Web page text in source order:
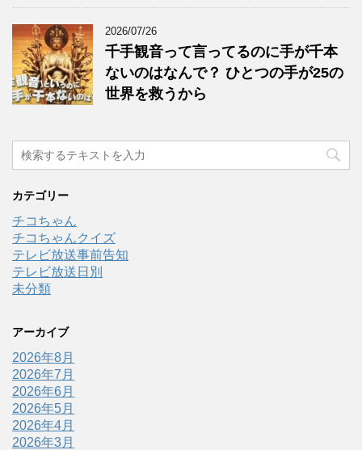
2026/07/26
千手観音って言ってるのに手が千本
ないのはなんで？ ひとつの手が25の
世界を救うから
カテゴリー
チコちゃん
チコちゃんクイズ
テレビ放送事前告知
テレビ放送日別
未分類
アーカイブ
2026年8月
2026年7月
2026年6月
2026年5月
2026年4月
2026年3月